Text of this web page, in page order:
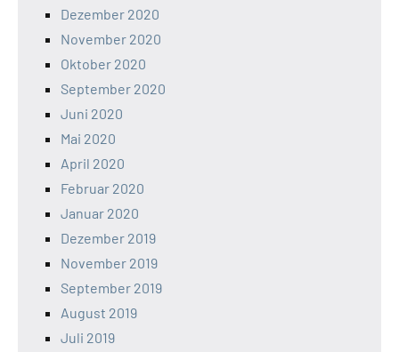
Dezember 2020
November 2020
Oktober 2020
September 2020
Juni 2020
Mai 2020
April 2020
Februar 2020
Januar 2020
Dezember 2019
November 2019
September 2019
August 2019
Juli 2019